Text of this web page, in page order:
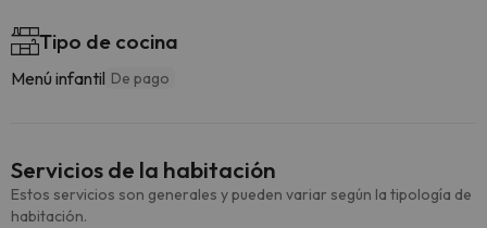
Tipo de cocina
Menú infantil De pago
Servicios de la habitación
Estos servicios son generales y pueden variar según la tipología de
habitación.